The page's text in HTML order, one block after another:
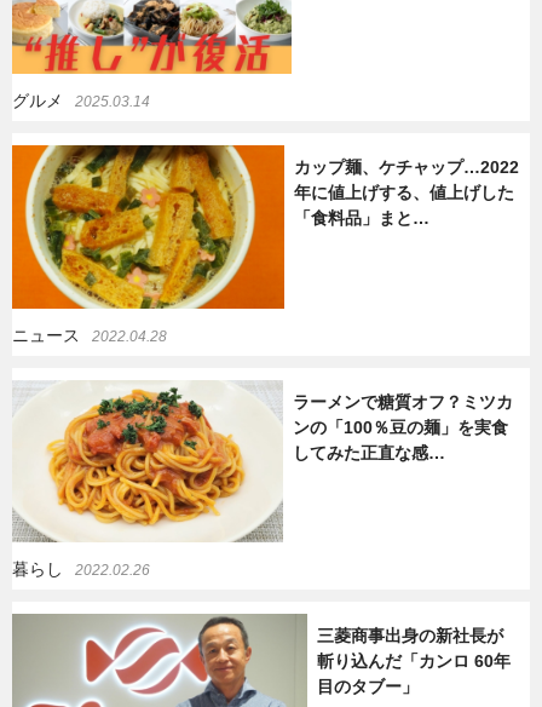
グルメ 2025.03.14
カップ麺、ケチャップ…2022
年に値上げする、値上げした
「食料品」まと…
ニュース 2022.04.28
ラーメンで糖質オフ？ミツカ
ンの「100％豆の麺」を実食
してみた正直な感…
暮らし 2022.02.26
三菱商事出身の新社長が
斬り込んだ「カンロ 60年
目のタブー」